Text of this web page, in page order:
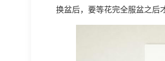
换盆后，要等花完全服盆之后